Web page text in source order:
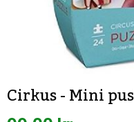
Cirkus - Mini